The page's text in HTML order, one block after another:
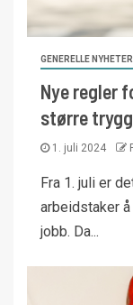
GENERELLE NYHETER
Nye regler
større
1. juli 2024
Fra 1. juli er
arbeidstaker
jobb. Da...